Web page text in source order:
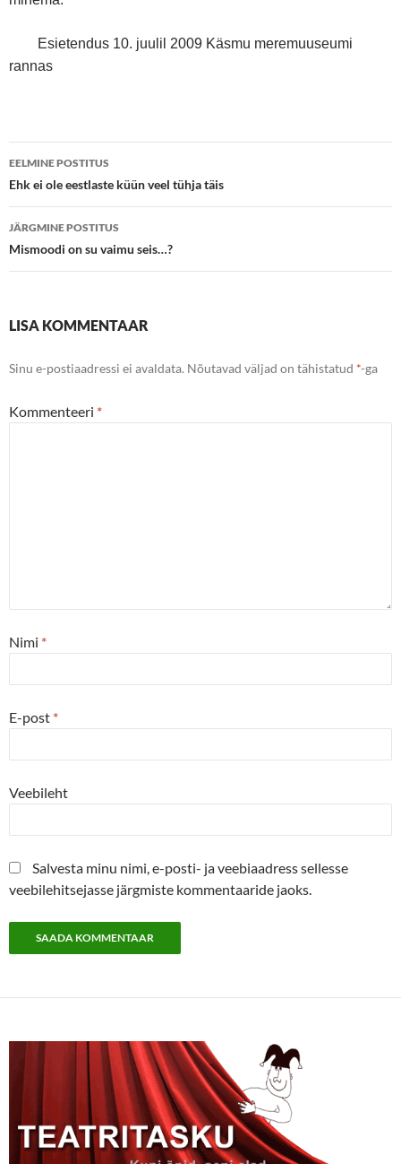
Esietendus 10. juulil 2009 Käsmu meremuuseumi
rannas
Postituste
töölaud
EELMINE POSTITUS
Ehk ei ole eestlaste küün veel tühja täis
JÄRGMINE POSTITUS
Mismoodi on su vaimu seis…?
LISA KOMMENTAAR
Sinu e-postiaadressi ei avaldata. Nõutavad väljad on tähistatud *-ga
Kommenteeri *
Nimi *
E-post *
Veebileht
Salvesta minu nimi, e-posti- ja veebiaadress sellesse
veebilehitsejasse järgmiste kommentaaride jaoks.